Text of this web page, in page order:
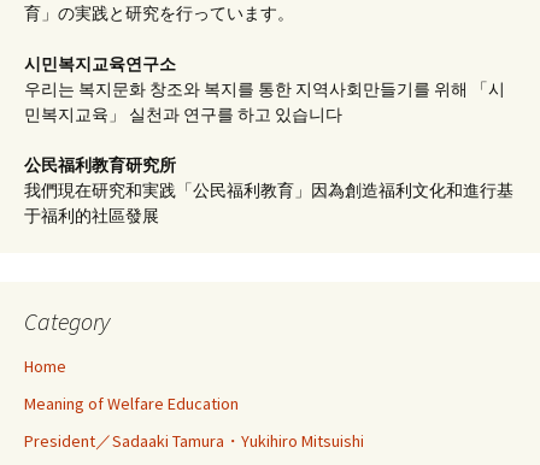
育」の実践と研究を行っています。
시민복지교육연구소
우리는 복지문화 창조와 복지를 통한 지역사회만들기를 위해 「시
민복지교육」 실천과 연구를 하고 있습니다
公民福利教育研究所
我們現在研究和実践「公民福利教育」因為創造福利文化和進行基
于福利的社區發展
Category
Home
Meaning of Welfare Education
President／Sadaaki Tamura・Yukihiro Mitsuishi